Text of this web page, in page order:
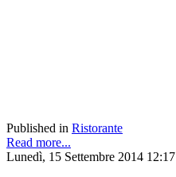
Published in Ristorante
Read more...
Lunedì, 15 Settembre 2014 12:17